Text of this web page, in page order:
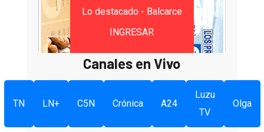
Lo destacado - Balcarce
INGRESAR
Canales en Vivo
TN LN+ C5N Crónica A24
Luzu
TV
Olga